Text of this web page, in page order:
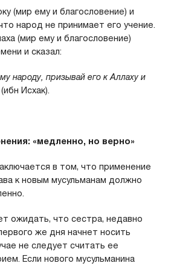
(мир ему и благословение) и
народ не принимает его учение.
(мир ему и благословение)
и сказал:
народу, призывай его к Аллаху и
(ибн Исхак).
«медленно, но верно»
в том, что применение
к новым мусульманам должно
ожидать, что сестра, недавно
же дня начнет носить
не следует считать ее
Если нового мусульманина